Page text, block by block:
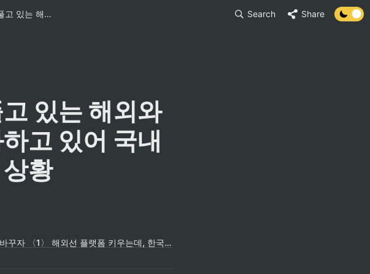
플랫폼에 대한 규제를 풀고 있는 해외와 달리 한국은 규제를 강화하고 있어 국내 플랫폼 회사들이 불리한 상황 Search Share
있는 해외와
고 있어 국내
황
[연중기획] 플랫폼 규제, 패러다임을 바꾸자 〈1〉 해외선 플랫폼 키우는데, 한국은 규제로 '역주행'